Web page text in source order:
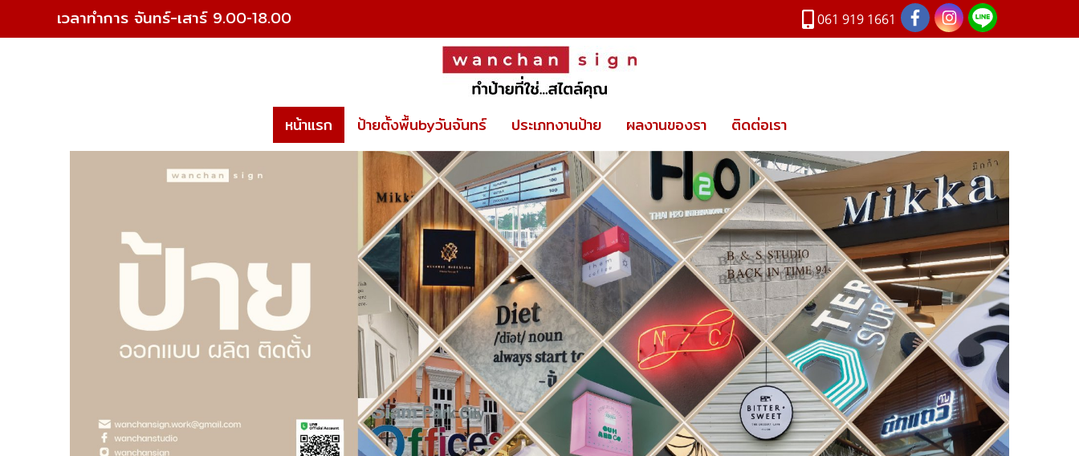
เวลาทำการ จันทร์-เสาร์ 9.00-18.00 061 919 1661
หน้าแรก ป้ายตั้งพื้นbyวันจันทร์ ประเภทงานป้าย ผลงานของรา ติดต่อเรา